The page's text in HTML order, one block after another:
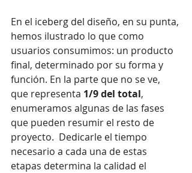
En el iceberg del diseño, en su punta,
hemos ilustrado lo que como
usuarios consumimos: un producto
final, determinado por su forma y
función. En la parte que no se ve,
que representa 1/9 del total,
enumeramos algunas de las fases
que pueden resumir el resto de
proyecto.  Dedicarle el tiempo
necesario a cada una de estas
etapas determina la calidad el